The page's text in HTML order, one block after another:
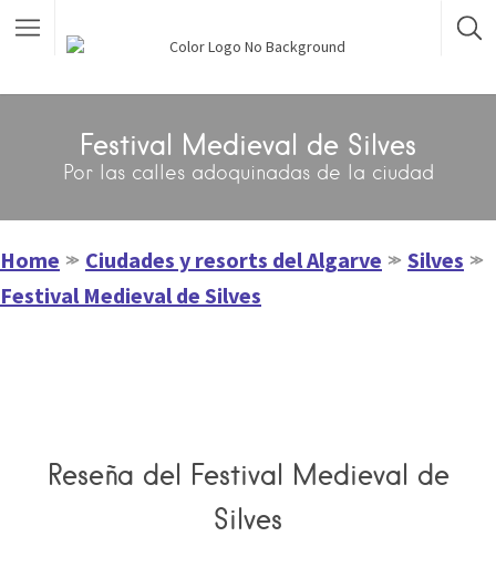
Festival Medieval de Silves
Por las calles adoquinadas de la ciudad
Home ≫ Ciudades y resorts del Algarve ≫ Silves ≫
Festival Medieval de Silves
Reseña del Festival Medieval de
Silves